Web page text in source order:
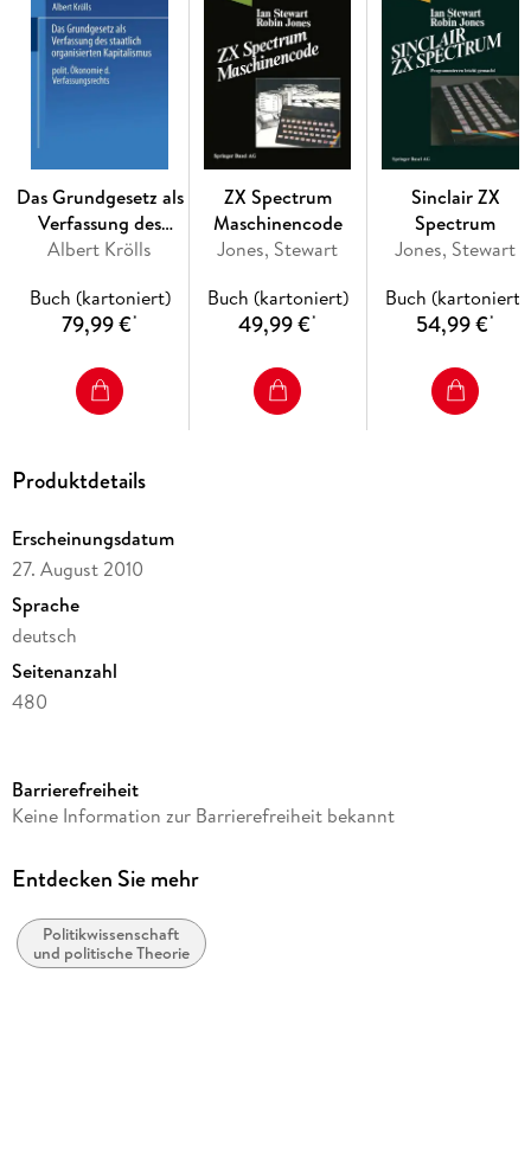
Inhaltsverzeichnis
Allgemeine Grundlagen. - Einflussfaktoren für die politische
Partizipation. - Operationalisierung der theoretischen
Ansätze für die Untersuchung des Kinder- und
Jugendbeirates der Stadt Reinbek. - Die Ergebnisse der
Untersuchung. - Zusammenfassung, Bewertung und Ausblick.
Das Grundgesetz als
Verfassung des
staatlich
Kapitalismus
Albert Krölls
Buch (kartoniert)
79,99 €*
ZX Spectrum
Maschinencode
Jones, Stewart
Buch (kartoniert)
49,99 €*
Sinclair ZX
Spectrum
Jones, Stewart
Buch (kartoniert)
54,99 €*
Produktdetails
Erscheinungsdatum
27. August 2010
Sprache
deutsch
Seitenanzahl
480
Autor/Autorin
Verlag/Hersteller
Gewicht
690 g
Barrierefreiheit
Keine Information zur Barrierefreiheit bekannt
Entdecken Sie mehr
Politikwissenschaft
und politische Theorie